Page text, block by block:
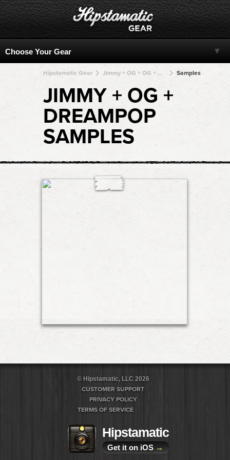
Hipstamatic Gear Jimmy + OG + OG + OG + OG Samples
JIMMY + OG +
DREAMPOP
SAMPLES
© Hipstamatic, LLC 2026
CUSTOMER SUPPORT
PRIVACY POLICY
TERMS OF SERVICE
Hipstamatic
Get it on iOS →